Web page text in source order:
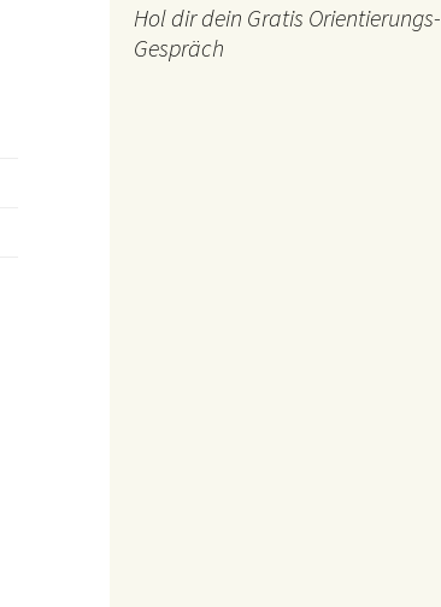
Hol dir dein Gratis Orientierungs-
Gespräch